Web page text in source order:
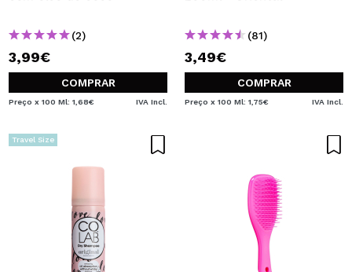
(2)
3,99€
COMPRAR
Preço x 100 Ml: 1,68€ IVA Incl.
(81)
3,49€
COMPRAR
Preço x 100 Ml: 1,75€ IVA Incl.
Travel Size